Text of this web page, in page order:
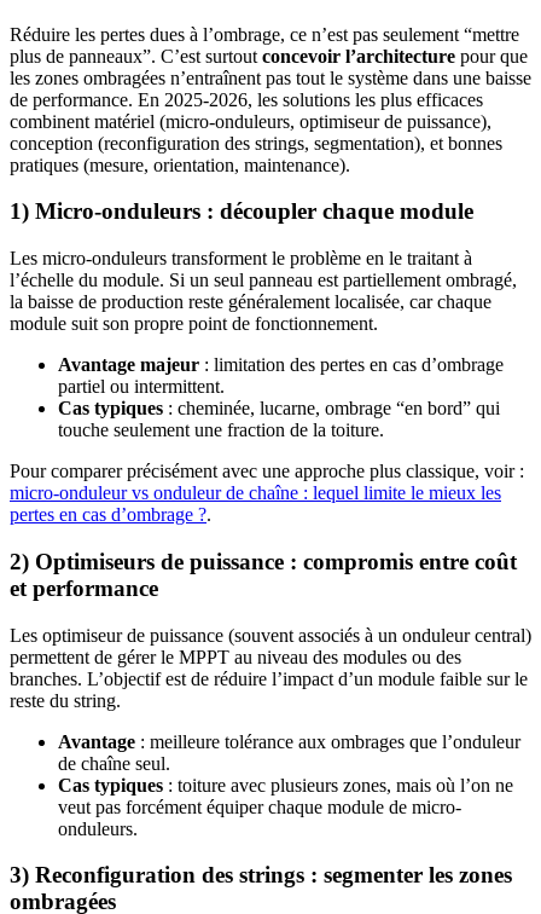
Réduire les pertes dues à l’ombrage, ce n’est pas seulement “mettre
plus de panneaux”. C’est surtout concevoir l’architecture pour que
les zones ombragées n’entraînent pas tout le système dans une baisse
de performance. En 2025-2026, les solutions les plus efficaces
combinent matériel (micro-onduleurs, optimiseur de puissance),
conception (reconfiguration des strings, segmentation), et bonnes
pratiques (mesure, orientation, maintenance).
1) Micro-onduleurs : découpler chaque module
Les micro-onduleurs transforment le problème en le traitant à
l’échelle du module. Si un seul panneau est partiellement ombragé,
la baisse de production reste généralement localisée, car chaque
module suit son propre point de fonctionnement.
Avantage majeur : limitation des pertes en cas d’ombrage
partiel ou intermittent.
Cas typiques : cheminée, lucarne, ombrage “en bord” qui
touche seulement une fraction de la toiture.
Pour comparer précisément avec une approche plus classique, voir :
micro-onduleur vs onduleur de chaîne : lequel limite le mieux les
pertes en cas d’ombrage ?.
2) Optimiseurs de puissance : compromis entre coût
et performance
Les optimiseur de puissance (souvent associés à un onduleur central)
permettent de gérer le MPPT au niveau des modules ou des
branches. L’objectif est de réduire l’impact d’un module faible sur le
reste du string.
Avantage : meilleure tolérance aux ombrages que l’onduleur
de chaîne seul.
Cas typiques : toiture avec plusieurs zones, mais où l’on ne
veut pas forcément équiper chaque module de micro-
onduleurs.
3) Reconfiguration des strings : segmenter les zones
ombragées